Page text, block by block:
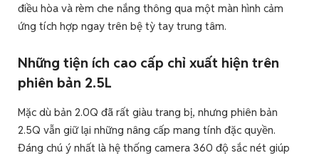
điều hòa và rèm che nắng thông qua một màn hình cảm
ứng tích hợp ngay trên bệ tỳ tay trung tâm.
Những tiện ích cao cấp chỉ xuất hiện trên
phiên bản 2.5L
Mặc dù bản 2.0Q đã rất giàu trang bị, nhưng phiên bản
2.5Q vẫn giữ lại những nâng cấp mang tính đặc quyền.
Đáng chú ý nhất là hệ thống camera 360 độ sắc nét giúp